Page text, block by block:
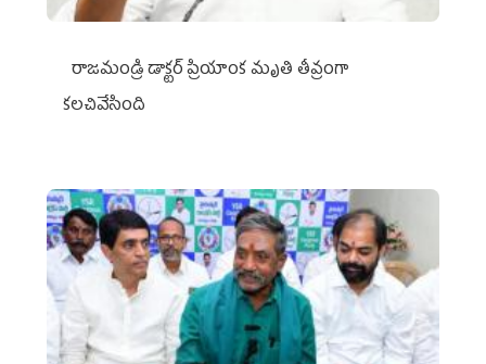
రాజమండ్రి డాక్టర్‌ ప్రియాంక మృతి తీవ్రంగా
కలచివేసింది